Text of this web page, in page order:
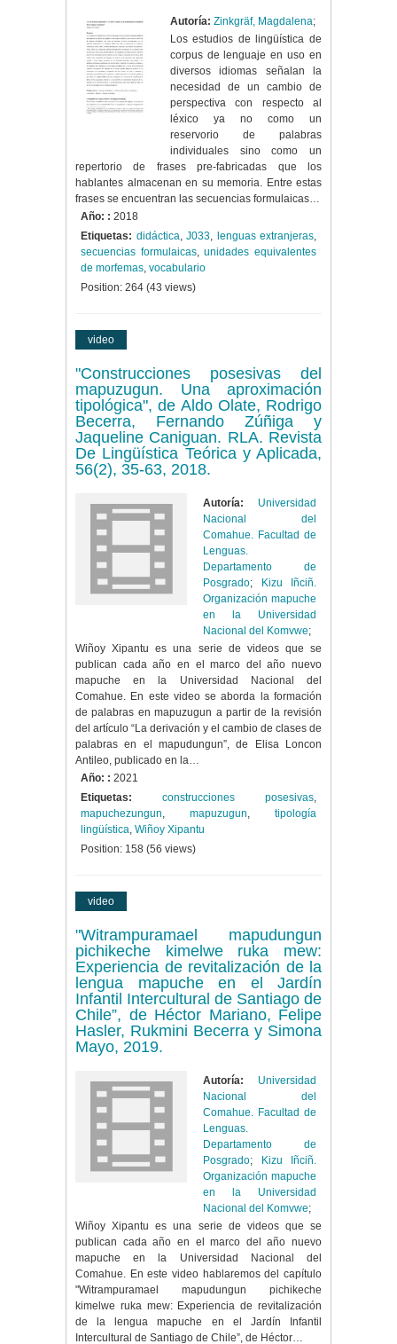
Autoría: Zinkgräf, Magdalena;
Los estudios de lingüística de
corpus de lenguaje en uso en
diversos idiomas señalan la
necesidad de un cambio de
perspectiva con respecto al
léxico ya no como un
reservorio de palabras
individuales sino como un
repertorio de frases pre-fabricadas que los
hablantes almacenan en su memoria. Entre estas
frases se encuentran las secuencias formulaicas…
Año: : 2018
Etiquetas: didáctica, J033, lenguas extranjeras,
secuencias formulaicas,unidades equivalentes
de morfemas, vocabulario
Position: 264 (43 views)
video
"Construcciones posesivas del
mapuzugun. Una aproximación
tipológica", de Aldo Olate, Rodrigo
Becerra, Fernando Zúñiga y
Jaqueline Caniguan. RLA. Revista
De Lingüística Teórica y Aplicada,
56(2), 35-63, 2018.
Autoría:
Universidad
Nacional del
Comahue. Facultad de
Lenguas.
Departamento de
Posgrado;
Kizu Iñciñ.
Organización mapuche
en la Universidad
Nacional del Komvwe;
Wiñoy Xipantu es una serie de videos que se
publican cada año en el marco del año nuevo
mapuche en la Universidad Nacional del
Comahue. En este video se aborda la formación
de palabras en mapuzugun a partir de la revisión
del artículo “La derivación y el cambio de clases de
palabras en el mapudungun”, de Elisa Loncon
Antileo, publicado en la…
Año: : 2021
Etiquetas:
construcciones posesivas,
mapuchezungun, mapuzugun, tipología
lingüística, Wiñoy Xipantu
Position: 158 (56 views)
video
"Witrampuramael mapudungun
pichikeche kimelwe ruka mew:
Experiencia de revitalización de la
lengua mapuche en el Jardín
Infantil Intercultural de Santiago de
Chile”, de Héctor Mariano, Felipe
Hasler, Rukmini Becerra y Simona
Mayo, 2019.
Autoría:
Universidad
Nacional del
Comahue. Facultad de
Lenguas.
Departamento de
Posgrado;
Kizu Iñciñ.
Organización mapuche
en la Universidad
Nacional del Komvwe;
Wiñoy Xipantu es una serie de videos que se
publican cada año en el marco del año nuevo
mapuche en la Universidad Nacional del
Comahue. En este video hablaremos del capítulo
"Witrampuramael mapudungun pichikeche
kimelwe ruka mew: Experiencia de revitalización
de la lengua mapuche en el Jardín Infantil
Intercultural de Santiago de Chile”, de Héctor…